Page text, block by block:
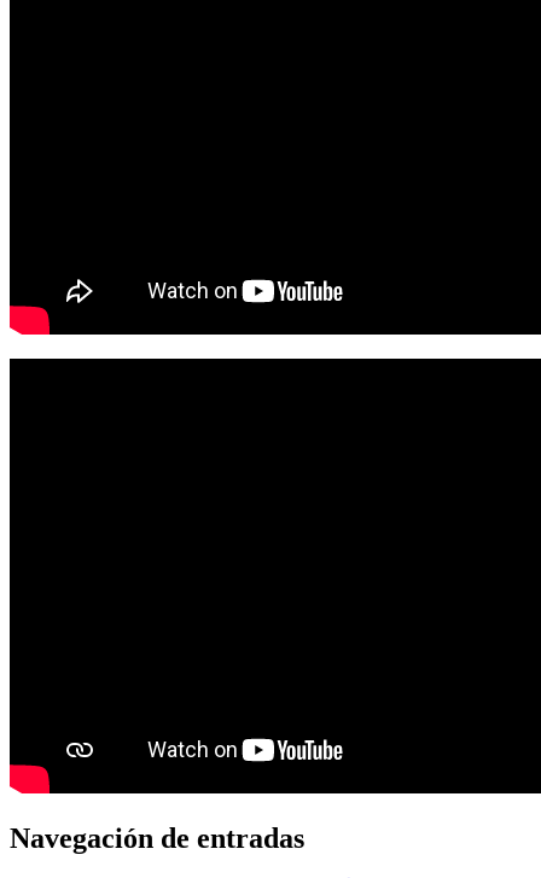
Navegación de entradas